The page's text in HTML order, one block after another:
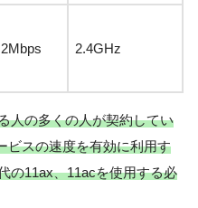
2Mbps 2.4GHz
人の多くの人が契約してい
ビスの速度を有効に利用す
の11ax、11acを使用する必